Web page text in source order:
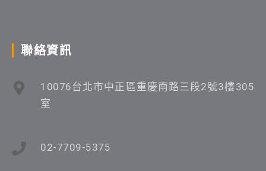
聯絡資訊
10076台北市中正區重慶南路三段2號3樓305
室
02-7709-5375